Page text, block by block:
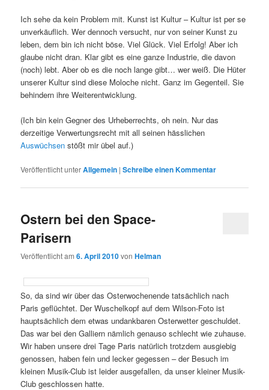
Ich sehe da kein Problem mit. Kunst ist Kultur – Kultur ist per se
unverkäuflich. Wer dennoch versucht, nur von seiner Kunst zu
leben, dem bin ich nicht böse. Viel Glück. Viel Erfolg! Aber ich
glaube nicht dran. Klar gibt es eine ganze Industrie, die davon
(noch) lebt. Aber ob es die noch lange gibt… wer weiß. Die Hüter
unserer Kultur sind diese Moloche nicht. Ganz im Gegenteil. Sie
behindern ihre Weiterentwicklung.
(Ich bin kein Gegner des Urheberrechts, oh nein. Nur das
derzeitige Verwertungsrecht mit all seinen hässlichen
Auswüchsen stößt mir übel auf.)
Veröffentlicht unterAllgemein |Schreibe einen Kommentar
Ostern bei den Space-
Parisern
Veröffentlicht am6. April 2010vonHelman
So, da sind wir über das Osterwochenende tatsächlich nach
Paris geflüchtet. Der Wuschelkopf auf dem Wilson-Foto ist
hauptsächlich dem etwas undankbaren Osterwetter geschuldet.
Das war bei den Galliern nämlich genauso schlecht wie zuhause.
Wir haben unsere drei Tage Paris natürlich trotzdem ausgiebig
genossen, haben fein und lecker gegessen – der Besuch im
kleinen Musik-Club ist leider ausgefallen, da unser kleiner Musik-
Club geschlossen hatte.